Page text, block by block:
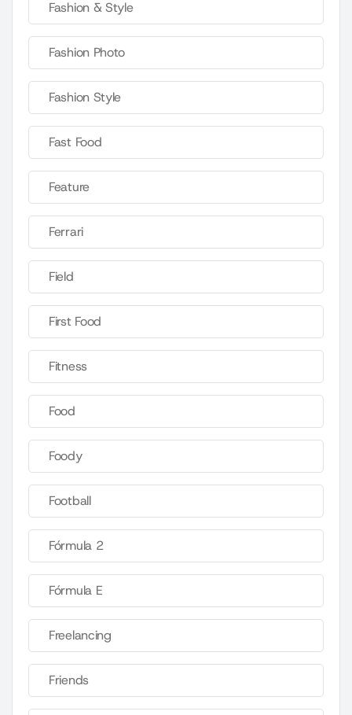
Fashion & Style
Fashion Photo
Fashion Style
Fast Food
Feature
Ferrari
Field
First Food
Fitness
Food
Foody
Football
Fórmula 2
Fórmula E
Freelancing
Friends